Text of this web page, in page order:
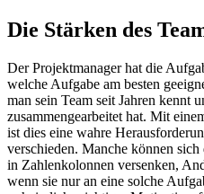
Die Stärken des
Der Projektmanager hat die
welche Aufgabe am besten
man sein Team seit Jahren kennt
zusammengearbeitet hat. Mit
ist dies eine wahre
verschieden. Manche können
in Zahlenkolonnen versenken,
wenn sie nur an eine solche